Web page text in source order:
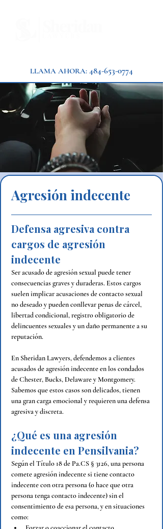
LLAMA AHORA: 484-653-0774
Agresión indecente
Defensa agresiva contra
cargos de agresión
indecente
Ser acusado de agresión sexual puede tener
consecuencias graves y duraderas. Estos cargos
suelen implicar acusaciones de contacto sexual
no deseado y pueden conllevar penas de cárcel,
libertad condicional, registro obligatorio de
delincuentes sexuales y un daño permanente a su
reputación.
En Sheridan Lawyers, defendemos a clientes
acusados de agresión indecente en los condados
de Chester, Bucks, Delaware y Montgomery.
Sabemos que estos casos son delicados, tienen
una gran carga emocional y requieren una defensa
agresiva y discreta.
¿Qué es una agresión
indecente en Pensilvania?
Según el Título 18 de Pa.CS § 3126, una persona
comete agresión indecente si tiene contacto
indecente con otra persona (o hace que otra
persona tenga contacto indecente) sin el
consentimiento de esa persona, y en situaciones
como: